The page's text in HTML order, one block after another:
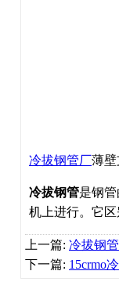
冷拔钢管厂薄壁
冷拔钢管是钢
机上进行。它
上一篇: 冷拔钢
下一篇: 15crmo